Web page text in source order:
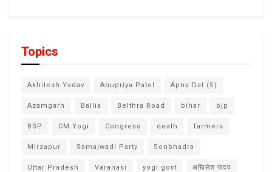
Topics
Akhilesh Yadav Anupriya Patel Apna Dal (S)
Azamgarh Ballia Belthra Road bihar bjp
BSP CM Yogi Congress death farmers
Mirzapur Samajwadi Party Sonbhadra
Uttar Pradesh Varanasi yogi govt अखिलेश यादव